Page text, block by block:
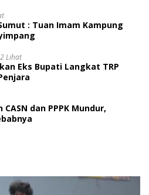
: Tuan Imam Kampung
Lihat
Eks Bupati Langkat TRP
dan PPPK Mundur,